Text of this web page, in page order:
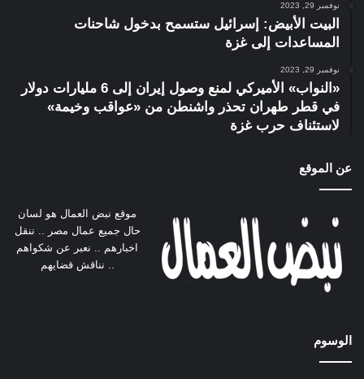
نوفمبر 29, 2023
البيت الأبيض: إسرائيل ستسمح بدخول شاحنات
المساعدات إلى غزة
نوفمبر 29, 2023
«النواب» الأميركي لمنع وصول إيران إلى 6 مليارات دولار
في قطر طهران تحذر واشنطن من «عواقب وخيمة»
لاستئناف حرب غزة
عن الموقع
موقع نبض العمال هو لسان
حال جميع عمال مصر .. ننقل
اخبارهم .. نعبر عن شكواهم
.. نناقش قضايهم
الوسوم